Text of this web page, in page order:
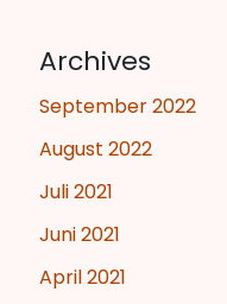
Archives
September 2022
August 2022
Juli 2021
Juni 2021
April 2021